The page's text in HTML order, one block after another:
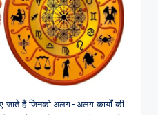
जाते हैं जिनको अलग-अलग कार्यों की